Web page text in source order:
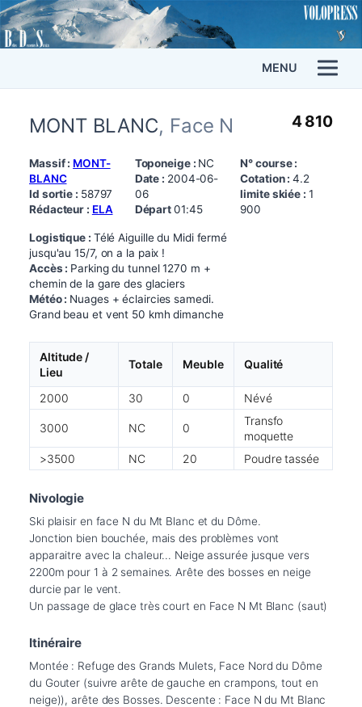
MENU
MONT BLANC, Face N 4 810
Massif : MONT-
BLANC
Id sortie : 58797
Rédacteur : ELA
Toponeige : NC
Date : 2004-06-
06
Départ01:45
N° course :
Cotation :4.2
limite skiée : 1
900
Logistique : Télé Aiguille du Midi fermé
jusqu'au 15/7, on a la paix !
Accès : Parking du tunnel 1270 m +
chemin de la gare des glaciers
Météo : Nuages + éclaircies samedi.
Grand beau et vent 50 kmh dimanche
Altitude /
Lieu
Totale Meuble Qualité
2000 30 0 Névé
3000 NC 0
Transfo
moquette
>3500
NC 20 Poudre tassée
Nivologie
Ski plaisir en face N du Mt Blanc et du Dôme.
Jonction bien bouchée, mais des problèmes vont
apparaitre avec la chaleur... Neige assurée jusque vers
2200m pour 1 à 2 semaines. Arête des bosses en neige
durcie par le vent.
Un passage de glace très court en Face N Mt Blanc (saut)
Itinéraire
Montée : Refuge des Grands Mulets, Face Nord du Dôme
du Gouter (suivre arête de gauche en crampons, tout en
neige)), arête des Bosses. Descente : Face N du Mt Blanc